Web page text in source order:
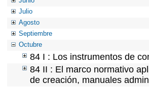
Julio
Agosto
Septiembre
Octubre
84 I : Los instrumentos de
84 II : El marco normativo
de creación, manuales